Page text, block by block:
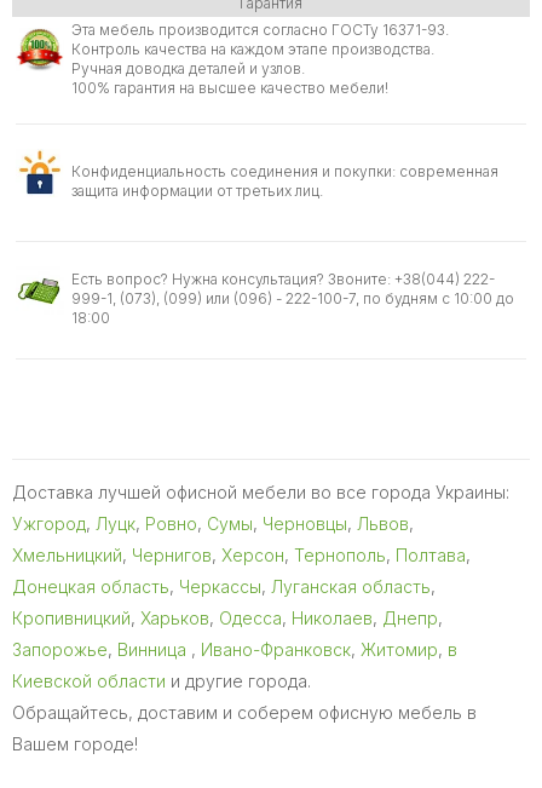
Эта мебель производится согласно ГОСТу 16371-93.
Контроль качества на каждом этапе производства.
Ручная доводка деталей и узлов.
100% гарантия на высшее качество мебели!
Конфиденциальность соединения и покупки: современная
защита информации от третьих лиц.
Есть вопрос? Нужна консультация? Звоните: +38(044) 222-
999-1, (073), (099) или (096) - 222-100-7, по будням с 10:00 до
18:00
Доставка лучшей офисной мебели во все города Украины:
Ужгород, Луцк, Ровно, Сумы, Черновцы, Львов,
Хмельницкий, Чернигов, Херсон, Тернополь, Полтава,
Донецкая область, Черкассы, Луганская область,
Кропивницкий, Харьков, Одесса, Николаев, Днепр,
Запорожье, Винница , Ивано-Франковск, Житомир, в
Киевской области и другие города.
Обращайтесь, доставим и соберем офисную мебель в
Вашем городе!